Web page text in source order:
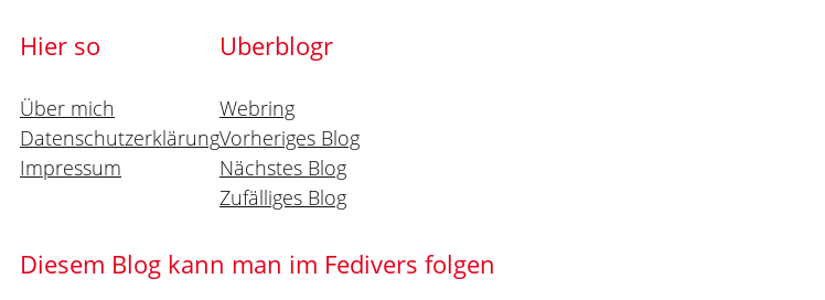
Hier so
Über mich
Datenschutzerklärung
Impressum
Uberblogr
Webring
Vorheriges Blog
Nächstes Blog
Zufälliges Blog
Diesem Blog kann man im Fedivers folgen